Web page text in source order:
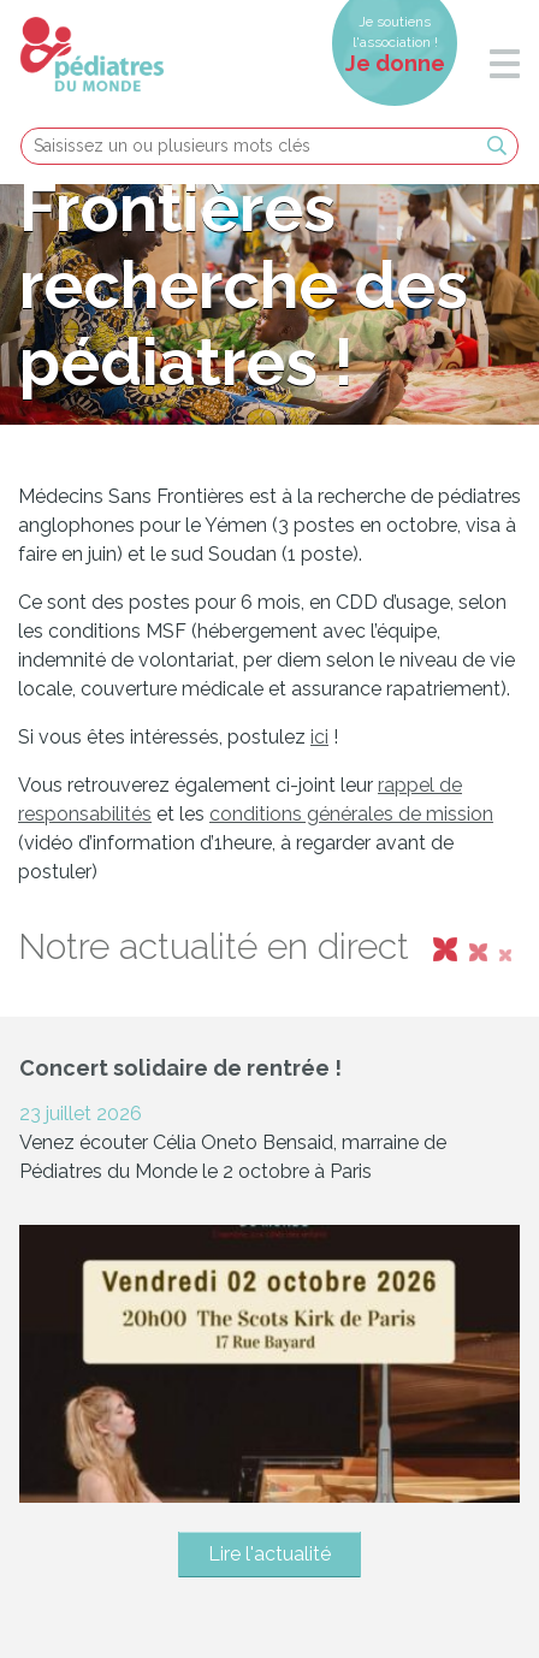
Je soutiens
l'association !
Je donne
Médecins Sans
Frontières
recherche des
pédiatres !
Médecins Sans Frontières est à la recherche de pédiatres
anglophones pour le Yémen (3 postes en octobre, visa à
faire en juin) et le sud Soudan (1 poste).
Ce sont des postes pour 6 mois, en CDD d’usage, selon
les conditions MSF (hébergement avec l’équipe,
indemnité de volontariat, per diem selon le niveau de vie
locale, couverture médicale et assurance rapatriement).
Si vous êtes intéressés, postulez ici !
Vous retrouverez également ci-joint leur rappel de
responsabilités et les conditions générales de mission
(vidéo d’information d’1heure, à regarder avant de
postuler)
Notre actualité en direct
Concert solidaire de rentrée !
23 juillet 2026
Venez écouter Célia Oneto Bensaid, marraine de
Pédiatres du Monde le 2 octobre à Paris
Lire l'actualité